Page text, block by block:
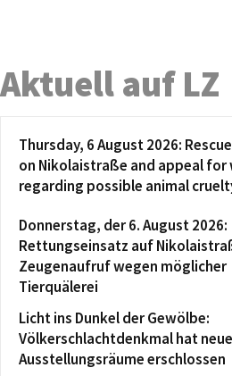
Aktuell auf LZ
Thursday, 6 August 2026:
on Nikolaistraße and appeal for
regarding possible animal
Donnerstag, der 6. August 2026:
Rettungseinsatz auf
Zeugenaufruf wegen möglicher
Tierquälerei
Licht ins Dunkel der Gewölbe:
Völkerschlachtdenkmal hat neue
Ausstellungsräume erschlossen